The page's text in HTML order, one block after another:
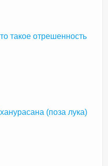
такое отрешенность
(поза лука)